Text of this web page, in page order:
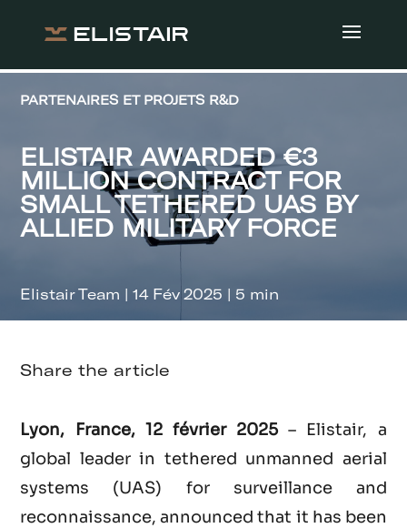
PARTENAIRES ET PROJETS R&D
ELISTAIR AWARDED €3
MILLION CONTRACT FOR
SMALL TETHERED UAS BY
ALLIED MILITARY FORCE
Elistair Team | 14 Fév 2025 | 5 min
Share the article
Lyon, France, 12 février 2025– Elistair, a
global leader in tethered unmanned aerial
systems (UAS) for surveillance and
reconnaissance, announced that it has been